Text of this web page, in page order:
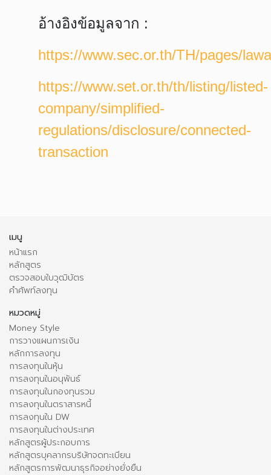
อ้างอิงข้อมูลจาก :
https://www.sec.or.th/TH/pages/
https://www.set.or.th/th/listing/listed-
company/simplified-
regulations/disclosure/connected-
transaction
เมนู
หน้าแรก
หลักสูตร
ตรวจสอบใบวุฒิบัตร
คำศัพท์ลงทุน
หมวดหมู่
Money Style
การวางแผนการเงิน
หลักการลงทุน
การลงทุนในหุ้น
การลงทุนในอนุพันธ์
การลงทุนในกองทุนรวม
การลงทุนในตราสารหนี้
การลงทุนใน DW
การลงทุนในต่างประเทศ
หลักสูตรผู้ประกอบการ
หลักสูตรบุคลากรบริษัทจดทะเบียน
หลักสูตรการพัฒนาธุรกิจอย่างยั่งยืน